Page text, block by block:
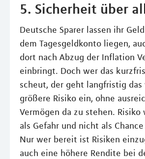
5. Sicherheit über
Deutsche Sparer lassen ihr
dem Tagesgeldkonto liegen,
dort nach Abzug der Inflation
einbringt. Doch wer das
scheut, der geht langfristig das
größere Risiko ein, ohne
Vermögen da zu stehen. Risiko
als Gefahr und nicht als
Nur wer bereit ist Risiken
auch eine höhere Rendite bei